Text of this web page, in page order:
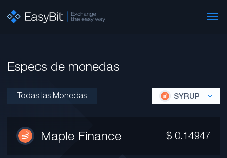
Especs de monedas
Todas las Monedas SYRUP
Maple Finance $ 0.14947